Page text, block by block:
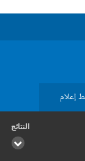
إعلام
النتائج